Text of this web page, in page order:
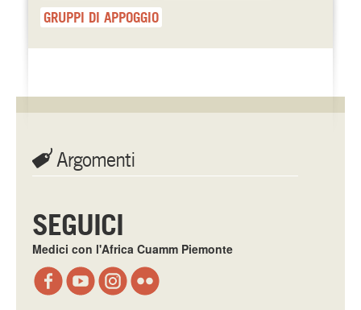
GRUPPI DI APPOGGIO
Argomenti
SEGUICI
Medici con l'Africa Cuamm Piemonte